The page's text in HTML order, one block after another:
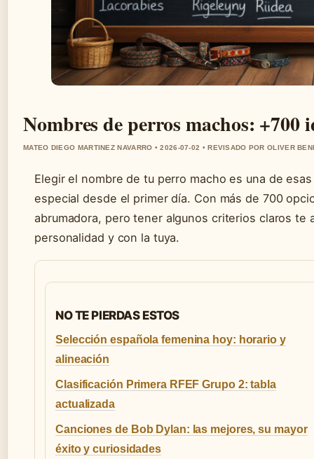
Nombres de perros machos: +700
MATEO DIEGO MARTINEZ NAVARRO • 2026-07-02 • REVISADO POR OLIVER
Elegir el nombre de tu perro macho es una de
especial desde el primer día. Con más de 700
abrumadora, pero tener algunos criterios claros te
personalidad y con la tuya.
NO TE PIERDAS ESTOS
Selección española femenina hoy: horario y
alineación
Clasificación Primera RFEF Grupo 2: tabla
actualizada
Canciones de Bob Dylan: las mejores, su mayor
éxito y curiosidades